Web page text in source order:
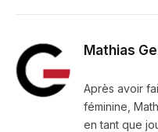
Mathias
Après avoir
féminine,
en tant que